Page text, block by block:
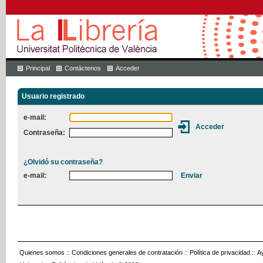
Principal Contáctenos Acceder
Usuario registrado
e-mail:
Contraseña:
¿Olvidó su contraseña?
e-mail:
Quienes somos :: Condiciones generales de contratación :: Política de privacidad ::